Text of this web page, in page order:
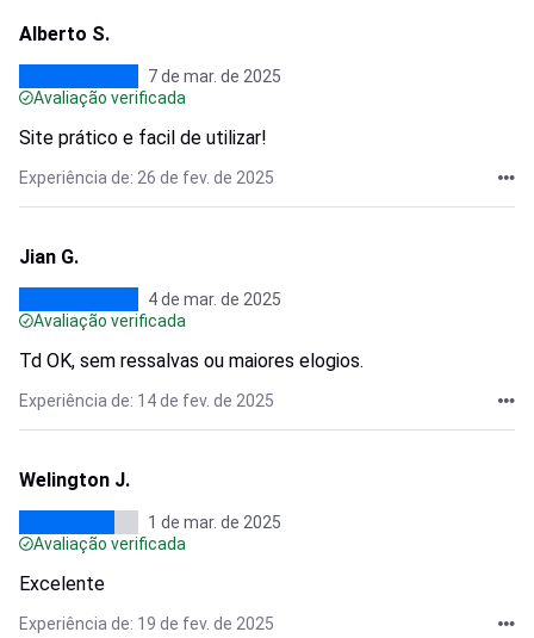
Alberto S.
7 de mar. de 2025
Avaliação verificada
Site prático e facil de utilizar!
Experiência de: 26 de fev. de 2025
Jian G.
4 de mar. de 2025
Avaliação verificada
Td OK, sem ressalvas ou maiores elogios.
Experiência de: 14 de fev. de 2025
Welington J.
1 de mar. de 2025
Avaliação verificada
Excelente
Experiência de: 19 de fev. de 2025